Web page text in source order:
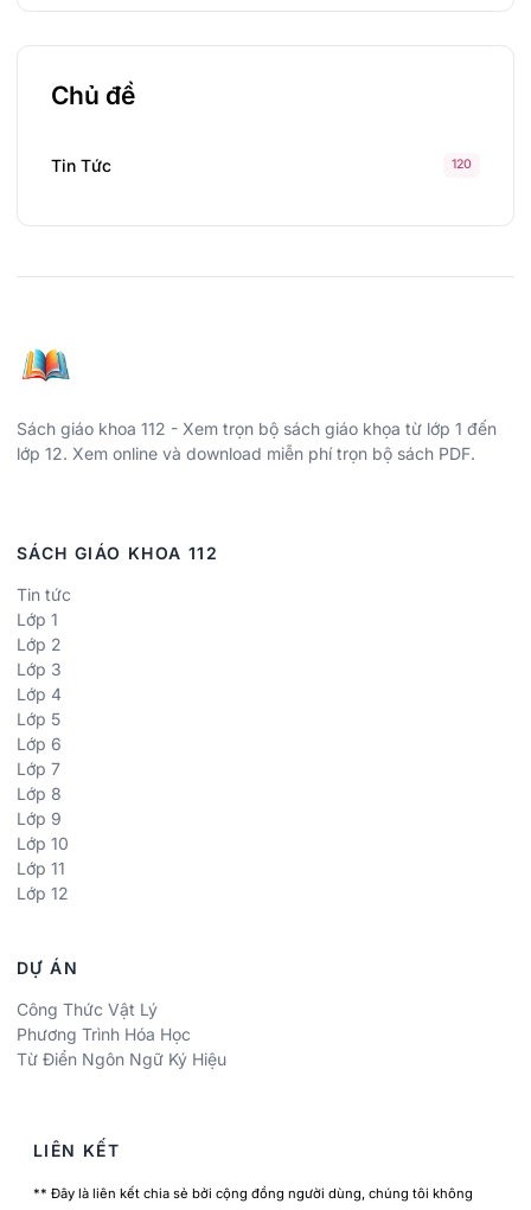
Chủ đề
Tin Tức 120
Sách giáo khoa 112 - Xem trọn bộ sách giáo khọa từ lớp 1 đến
lớp 12. Xem online và download miễn phí trọn bộ sách PDF.
SÁCH GIÁO KHOA 112
Tin tức
Lớp 1
Lớp 2
Lớp 3
Lớp 4
Lớp 5
Lớp 6
Lớp 7
Lớp 8
Lớp 9
Lớp 10
Lớp 11
Lớp 12
DỰ ÁN
Công Thức Vật Lý
Phương Trình Hóa Học
Từ Điển Ngôn Ngữ Ký Hiệu
LIÊN KẾT
** Đây là liên kết chia sẻ bởi cộng đồng người dùng, chúng tôi không